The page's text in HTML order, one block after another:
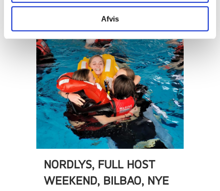
Afvis
10 marts, 2023
NORDLYS, FULL HOST
WEEKEND, BILBAO, NYE